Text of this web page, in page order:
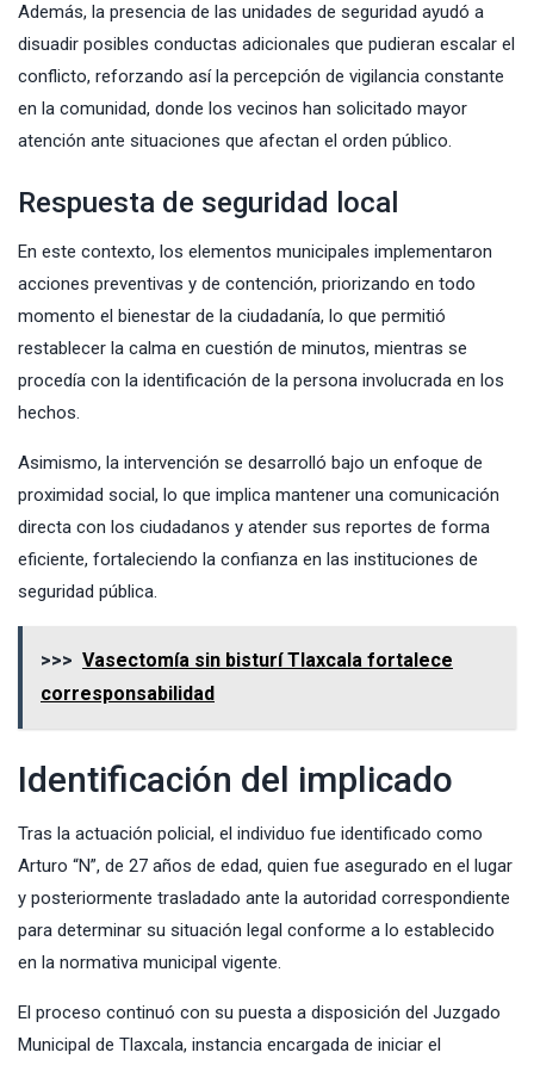
Además, la presencia de las unidades de seguridad ayudó a
disuadir posibles conductas adicionales que pudieran escalar el
conflicto, reforzando así la percepción de vigilancia constante
en la comunidad, donde los vecinos han solicitado mayor
atención ante situaciones que afectan el orden público.
Respuesta de seguridad local
En este contexto, los elementos municipales implementaron
acciones preventivas y de contención, priorizando en todo
momento el bienestar de la ciudadanía, lo que permitió
restablecer la calma en cuestión de minutos, mientras se
procedía con la identificación de la persona involucrada en los
hechos.
Asimismo, la intervención se desarrolló bajo un enfoque de
proximidad social, lo que implica mantener una comunicación
directa con los ciudadanos y atender sus reportes de forma
eficiente, fortaleciendo la confianza en las instituciones de
seguridad pública.
>>> Vasectomía sin bisturí Tlaxcala fortalece
corresponsabilidad
Identificación del implicado
Tras la actuación policial, el individuo fue identificado como
Arturo “N”, de 27 años de edad, quien fue asegurado en el lugar
y posteriormente trasladado ante la autoridad correspondiente
para determinar su situación legal conforme a lo establecido
en la normativa municipal vigente.
El proceso continuó con su puesta a disposición del Juzgado
Municipal de Tlaxcala, instancia encargada de iniciar el